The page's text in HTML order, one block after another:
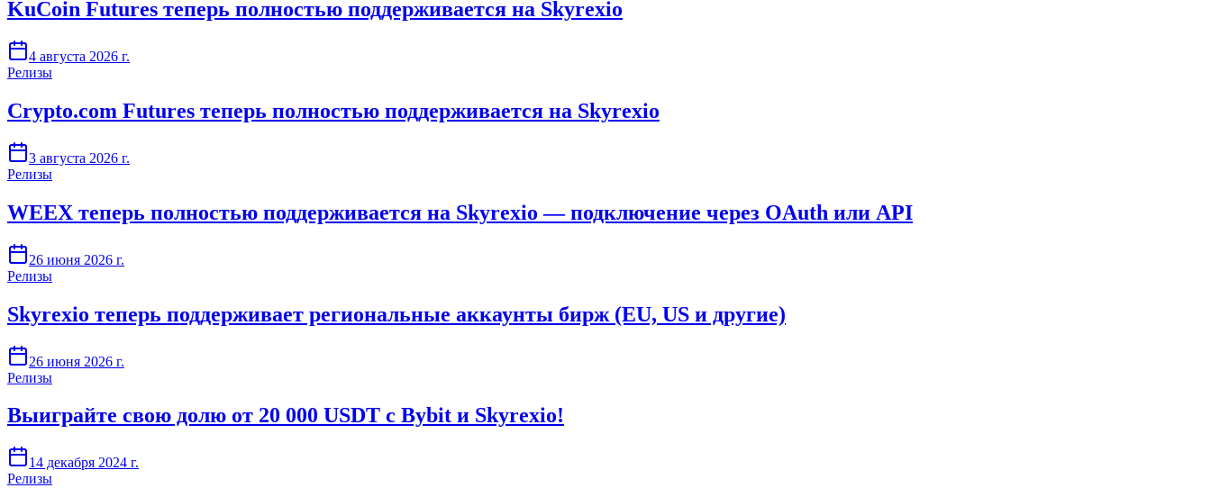
KuCoin Futures теперь полностью поддерживается на Skyrexio
4 августа 2026 г.
Релизы
Crypto.com Futures теперь полностью поддерживается на Skyrexio
3 августа 2026 г.
Релизы
WEEX теперь полностью поддерживается на Skyrexio — подключение через OAuth или API
26 июня 2026 г.
Релизы
Skyrexio теперь поддерживает региональные аккаунты бирж (EU, US и другие)
26 июня 2026 г.
Релизы
Выиграйте свою долю от 20 000 USDT с Bybit и Skyrexio!
14 декабря 2024 г.
Релизы